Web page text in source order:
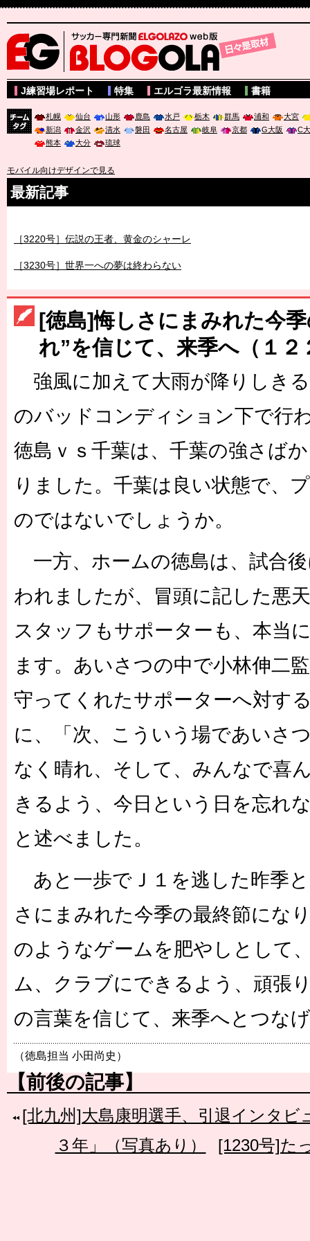
サッカー専門新聞ELGOLAZO web版 BLOGOLA
J練習場レポート 特集 エルゴラ最新情報 書籍
札幌 仙台 山形 鹿島 水戸 栃木 群馬 浦和
大宮
新潟
金沢 清水 磐田 名古屋 岐阜 京都 G大阪
C
熊本
大分 琉球
モバイル向けデザインで見る
最新記事
［3220号］伝説の王者、黄金のシャーレ
［3230号］世界一への夢は終わらない
［3223号］一丸。日本出陣
［3222号］史上最大のW杯開幕 注目は「個」
長谷川 アーリアジャスールさんがシンポジウム「気候変動から命
[徳島]悔しさにまみれた今
れ”を信じて、来季へ（１
強風に加えて大雨が降りしき
のバッドコンディション下で行
徳島ｖｓ千葉は、千葉の強さば
りました。千葉は良い状態で、
のではないでしょうか。
一方、ホームの徳島は、試合
われましたが、冒頭に記した悪
スタッフもサポーターも、本当
ます。あいさつの中で小林伸二
守ってくれたサポーターへ対す
に、「次、こういう場であいさ
なく晴れ、そして、みんなで喜
きるよう、今日という日を忘れ
と述べました。
あと一歩でＪ１を逃した昨季
さにまみれた今季の最終節にな
のようなゲームを肥やしとして
ム、クラブにできるよう、頑張
の言葉を信じて、来季へとつな
（徳島担当 小田尚史）
【前後の記事】
[北九州]大島康明選手、引退インタビ
３年」（写真あり）
[1230号]た